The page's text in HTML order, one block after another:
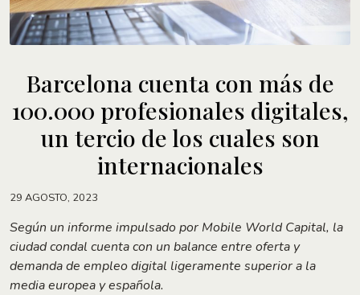
Barcelona cuenta con más de
100.000 profesionales digitales,
un tercio de los cuales son
internacionales
29 AGOSTO, 2023
Según un informe impulsado por Mobile World Capital, la
ciudad condal cuenta con un balance entre oferta y
demanda de empleo digital ligeramente superior a la
media europea y española.